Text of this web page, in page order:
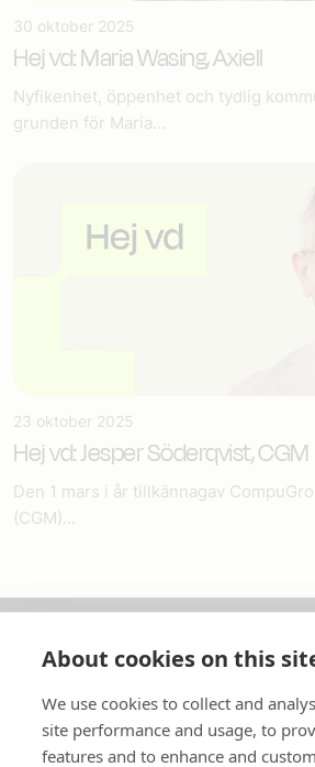
30 oktober 2025
Hej vd: Maria Wasing, Axiell
Nyfikenhet, öppenhet och tydlig
grunden för Maria...
23 oktober 2025
Hej vd: Jesper Söderqvist, CGM
Den 1 mars i år tillkännagav
(CGM)...
In English
About cookies on this
We use cookies to collect and
site performance and usage, to
features and to enhance and